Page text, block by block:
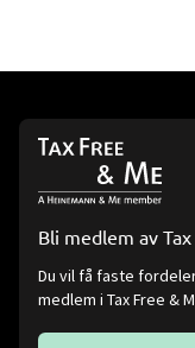
Bli medlem av
Du vil få faste
medlem i Tax Free &